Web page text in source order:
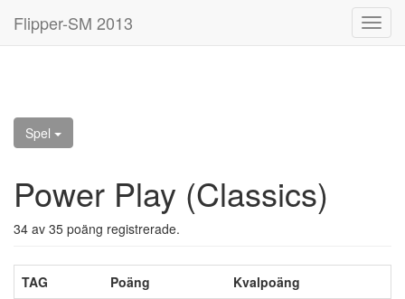
Flipper-SM 2013
Spel
Power Play (Classics)
34 av 35 poäng registrerade.
TAG Poäng
Kvalpoäng